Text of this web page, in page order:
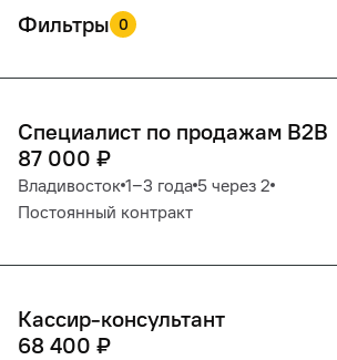
Фильтры 0
Специалист по продажам B2B
87 000 ₽
Владивосток 1‒3 года 5 через 2
Постоянный контракт
Кассир-консультант
68 400 ₽